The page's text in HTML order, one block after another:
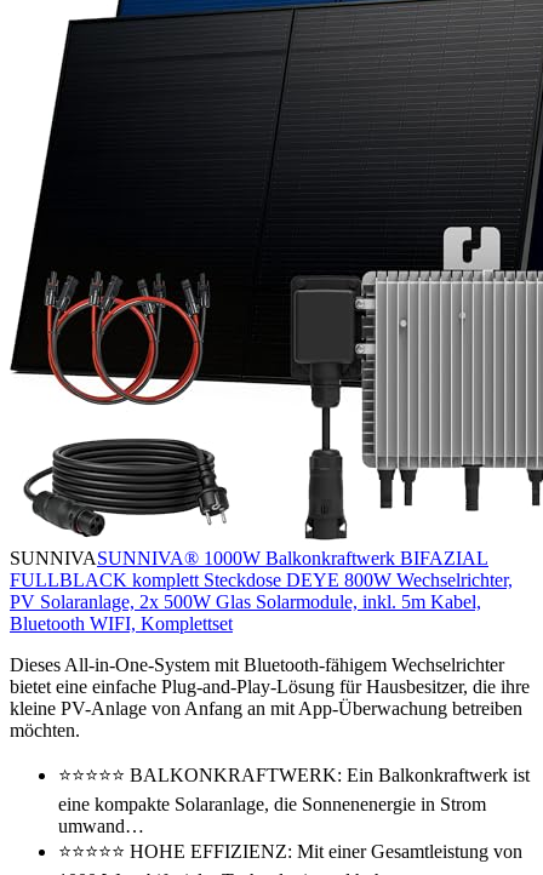
SUNNIVASUNNIVA® 1000W Balkonkraftwerk BIFAZIAL
FULLBLACK komplett Steckdose DEYE 800W Wechselrichter,
PV Solaranlage, 2x 500W Glas Solarmodule, inkl. 5m Kabel,
Bluetooth WIFI, Komplettset
Dieses All-in-One-System mit Bluetooth-fähigem Wechselrichter
bietet eine einfache Plug-and-Play-Lösung für Hausbesitzer, die ihre
kleine PV-Anlage von Anfang an mit App-Überwachung betreiben
möchten.
⭐⭐⭐⭐⭐ BALKONKRAFTWERK: Ein Balkonkraftwerk ist
eine kompakte Solaranlage, die Sonnenenergie in Strom
umwand…
⭐⭐⭐⭐⭐ HOHE EFFIZIENZ: Mit einer Gesamtleistung von